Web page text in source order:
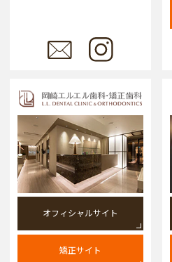
オフィシャルサイト
矯正サイト